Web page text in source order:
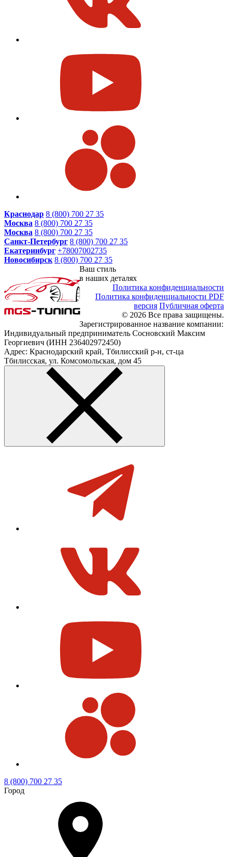
Краснодар 8 (800) 700 27 35
Москва 8 (800) 700 27 35
Москва 8 (800) 700 27 35
Санкт-Петербург 8 (800) 700 27 35
Екатеринбург +78007002735
Новосибирск 8 (800) 700 27 35
Ваш стиль
в наших деталях
Политика конфиденциальности
Политика конфиденциальности PDF
версия Публичная оферта
© 2026 Все права защищены.
Зарегистрированное название компании:
Индивидуальный предприниматель Сосновский Максим
Георгиевич (ИНН 236402972450)
Адрес: Краснодарский край, Тбилисский р-н, ст-ца
Тбилисская, ул. Комсомольская, дом 45
8 (800) 700 27 35
Город